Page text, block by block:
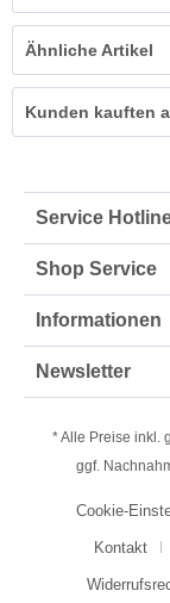
Ähnliche Artikel
Kunden kauften
Service
Shop Service
Informationen
Newsletter
* Alle Preise inkl.
ggf.
Cookie-
Kontakt